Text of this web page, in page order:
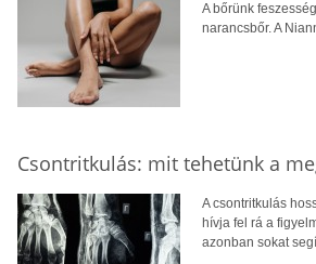
A bőrünk
narancsbőr. A
Csontritkulás: mit tehetünk a
A csontritkulás
hívja fel rá a
azonban sokat